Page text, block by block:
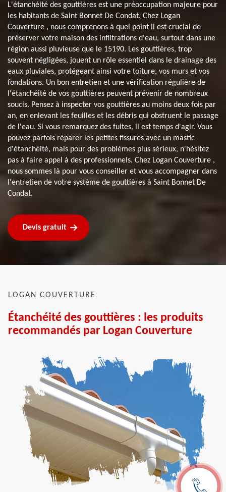
L'étanchéité des gouttières est une préoccupation majeure pour
les habitants de Saint Bonnet De Condat. Chez Logan
Couverture , nous comprenons à quel point il est crucial de
préserver votre maison des infiltrations d'eau, surtout dans une
région aussi pluvieuse que le 15190. Les gouttières, trop
souvent négligées, jouent un rôle essentiel dans le drainage des
eaux pluviales, protégeant ainsi votre toiture, vos murs et vos
fondations. Un bon entretien et une vérification régulière de
l'étanchéité de vos gouttières peuvent prévenir de nombreux
soucis. Pensez à inspecter vos gouttières au moins deux fois par
an, en enlevant les feuilles et les débris qui obstruent le passage
de l'eau. Si vous remarquez des fuites, il est temps d'agir. Vous
pouvez parfois réparer les petites fissures avec un mastic
d'étanchéité, mais pour des problèmes plus sérieux, n'hésitez
pas à faire appel à des professionnels. Chez Logan Couverture ,
nous sommes là pour vous conseiller et vous accompagner dans
l'entretien de votre système de gouttières à Saint Bonnet De
Condat.
Devis gratuit
LOGAN COUVERTURE
Étanchéité des gouttières : les produits
recommandés par Logan Couverture